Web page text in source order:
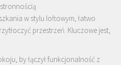
w stylu loftowym, łatwo
przestrzeń. Kluczowe jest,
by łączył funkcjonalność z